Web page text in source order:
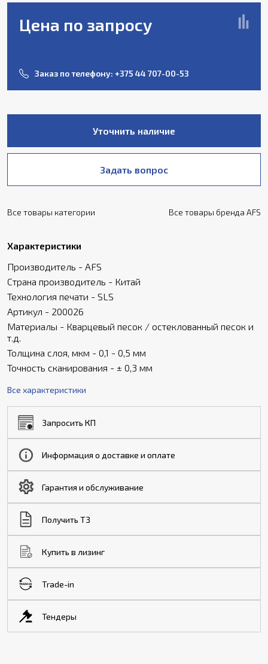
Цена по запросу
Заказ по телефону: +375 44 707-00-53
Уточнить наличие
Задать вопрос
Все товары категории Все товары бренда AFS
Характеристики
Производитель - AFS
Страна производитель - Китай
Технология печати - SLS
Артикул - 200026
Материалы - Кварцевый песок / остеклованный песок и
т.д.
Толщина слоя, мкм - 0,1 - 0,5 мм
Точность сканирования - ± 0,3 мм
Все характеристики
Запросить КП
Информация о доставке и оплате
Гарантия и обслуживание
Получить ТЗ
Купить в лизинг
Trade-in
Тендеры